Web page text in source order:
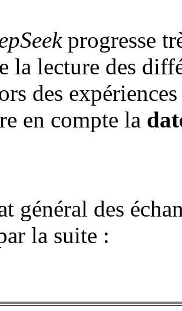
progresse
la lecture des
des
en compte la
général des
la suite :